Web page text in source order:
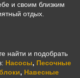
и своим близким
отдых.
найти и подобрать
Насосы, Песочные
, Навесные